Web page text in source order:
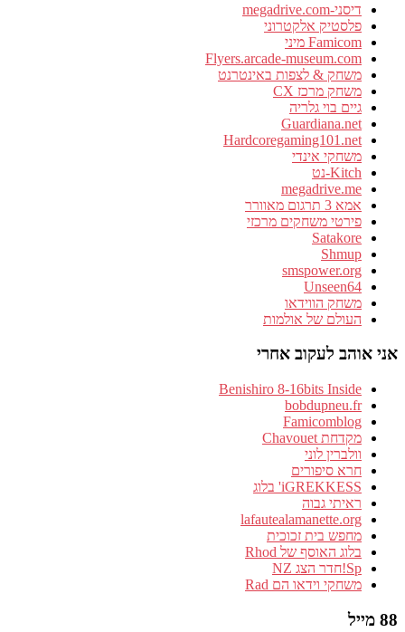
דיסני-megadrive.com
פלסטיק אלקטרוני
Famicom מיני
Flyers.arcade-museum.com
משחק & לצפות באינטרנט
משחק מרכז CX
גיים בוי גלריה
Guardiana.net
Hardcoregaming101.net
משחקי אינדי
Kitch-נט
megadrive.me
אמא 3 תרגום מאוורר
פירטי משחקים מרכזי
Satakore
Shmup
smspower.org
Unseen64
משחק הווידאו
העולם של אולמות
אני אוהב לעקוב אחרי
Benishiro 8-16bits Inside
bobdupneu.fr
Famicomblog
מקדחת Chavouet
וולברין לוני
חרא סיפורים
iGREKKESS' בלוג
ראיתי גבוה
lafautealamanette.org
מחפש בית זכוכית
בלוג האוסף של Rhod
Sp!חדר הצג NZ
משחקי וידאו הם Rad
88 מייל